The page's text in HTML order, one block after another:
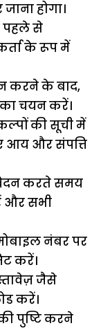
होगा।
पहले से
के रूप में
करने के बाद,
चयन करें।
की सूची में
आय और संपत्ति
करते समय
और सभी
नंबर पर
करें।
जैसे
करें।
पुष्टि करने